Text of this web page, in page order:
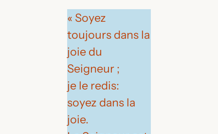
« Soyez
toujours dans la
joie du
Seigneur ;
je le redis:
soyez dans la
joie.